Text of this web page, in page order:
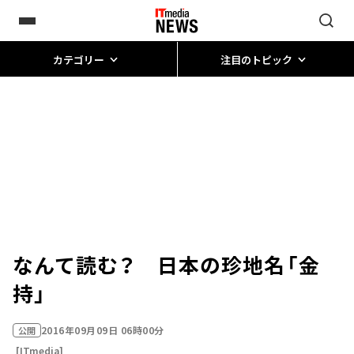
カテゴリー 注目のトピック
なんて読む？ 日本の珍地名「金
持」
公開 2016年09月09日 06時00分
[ITmedia]